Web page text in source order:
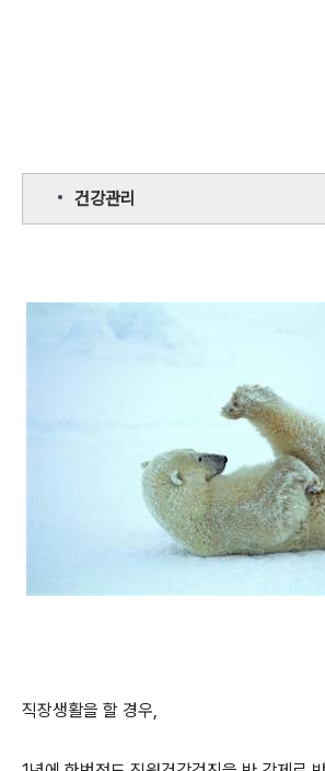
건강관리
직장생활을 할 경우,